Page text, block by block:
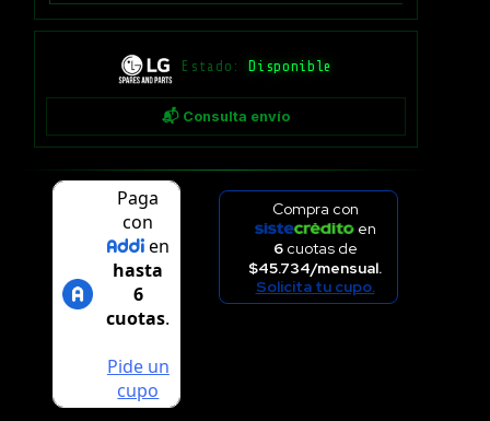
Estado: Disponible
📬 Consulta envío
Compra con
en
6cuotas de
$45.734/mensual.
Solicita tu cupo.